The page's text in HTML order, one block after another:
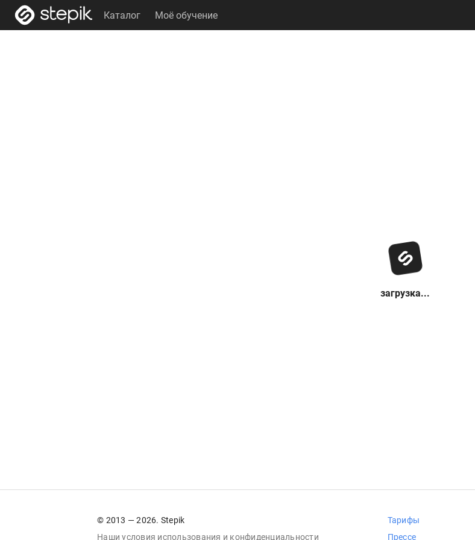
Каталог Моё обучение
загрузка...
© 2013 — 2026. Stepik
Наши условия использования и конфиденциальности
Тарифы
Прессе